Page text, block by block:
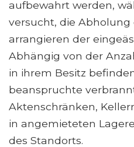
aufbewahrt werden,
versucht, die
arrangieren der
Abhängig von der
in ihrem Besitz
beanspruchte
Aktenschränken,
in angemieteten
des Standorts.